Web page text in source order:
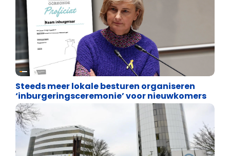
Binnenland politiek
Steeds meer lokale besturen organiseren
‘inburgeringsceremonie’ voor nieuwkomers